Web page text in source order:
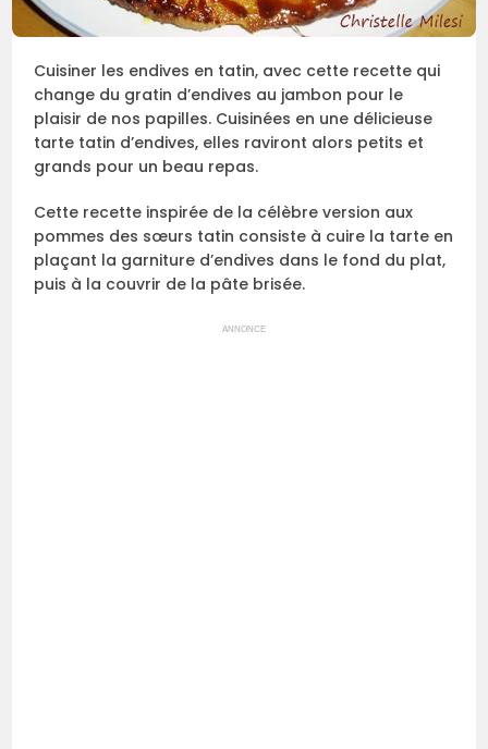
Cuisiner les endives en tatin, avec cette recette qui
change du gratin d’endives au jambon pour le
plaisir de nos papilles. Cuisinées en une délicieuse
tarte tatin d’endives, elles raviront alors petits et
grands pour un beau repas.
Cette recette inspirée de la célèbre version aux
pommes des sœurs tatin consiste à cuire la tarte en
plaçant la garniture d’endives dans le fond du plat,
puis à la couvrir de la pâte brisée.
ANNONCE